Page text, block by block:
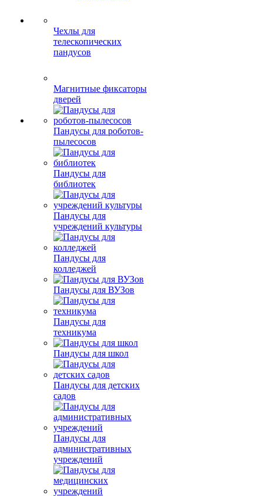
Чехлы для
телескопических
пандусов
Магнитные фиксаторы
дверей
Пандусы для роботов-
пылесосов
Пандусы для
библиотек
Пандусы для
учреждений культуры
Пандусы для
колледжей
Пандусы для ВУЗов
Пандусы для
техникума
Пандусы для школ
Пандусы для детских
садов
Пандусы для
административных
учреждений